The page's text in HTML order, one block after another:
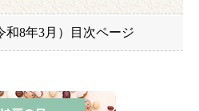
和8年3月）目次ページ